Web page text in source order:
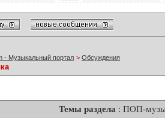
- Музыкальный портал > Обсуждения
Темы раздела : ПОП-